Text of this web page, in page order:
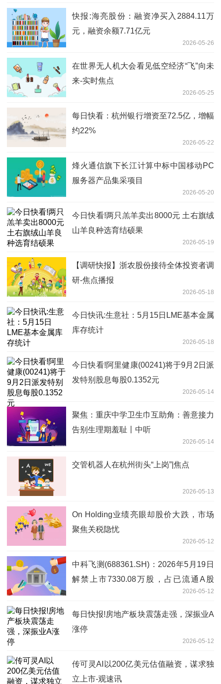
快报:海亮股份：融资净买入2884.11万
元，融资余额7.71亿元
2026-05-26
在世界无人机大会看见低空经济“飞”向未
来-实时焦点
2026-05-25
每日快看：杭州银行增资至72.5亿，增幅
约22%
2026-05-22
烽火通信旗下长江计算中标中国移动PC
服务器产品集采项目
2026-05-20
今日快看!两只羔羊卖出8000元 土右旗绒
山羊良种选育结硕果
2026-05-19
【调研快报】浙农股份接待全体投资者调
研-焦点播报
2026-05-18
今日快讯:生意社：5月15日LME基本金属
库存统计
2026-05-18
今日快看!阿里健康(00241)将于9月2日派
发特别股息每股0.1352元
2026-05-14
聚焦：重庆中学卫生巾互助角：善意接力
告别生理期羞耻丨中听
2026-05-14
交管机器人在杭州街头“上岗”|焦点
2026-05-13
On Holding业绩亮眼却股价大跌，市场
聚焦关税隐忧
2026-05-12
中科飞测(688361.SH)：2026年5月19日
解禁上市7330.08万股，占已流通A股
2026-05-12
每日快报!房地产板块震荡走强，深振业A
涨停
2026-05-12
传可灵AI以200亿美元估值融资，谋求独
立上市-观速讯